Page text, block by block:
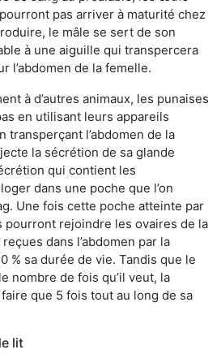
pas arriver à maturité chez
le mâle se sert de son
à une aiguille qui transpercera
l’abdomen de la femelle.
à d’autres animaux, les punaises
en utilisant leurs appareils
transperçant l’abdomen de la
la sécrétion de sa glande
qui contient les
dans une poche que l’on
Une fois cette poche atteinte par
pourront rejoindre les ovaires de la
dans l’abdomen par la
% sa durée de vie. Tandis que le
nombre de fois qu’il veut, la
que 5 fois tout au long de sa
lit